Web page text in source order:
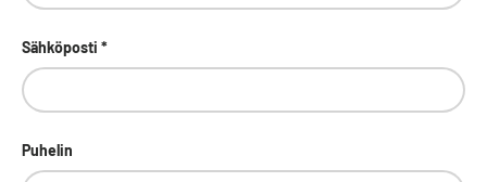
Sähköposti
Puhelin